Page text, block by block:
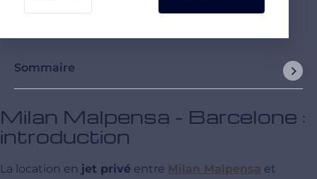
Sommaire
Milan Malpensa - Barcelone :
introduction
La location en jet privé entre Milan Malpensa et